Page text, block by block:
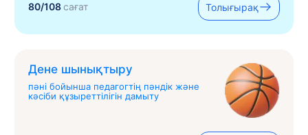
80/108сағат Толығырақ
Дене шынықтыру
пәні бойынша педагогтің пәндік және
кәсіби құзыреттілігін дамыту